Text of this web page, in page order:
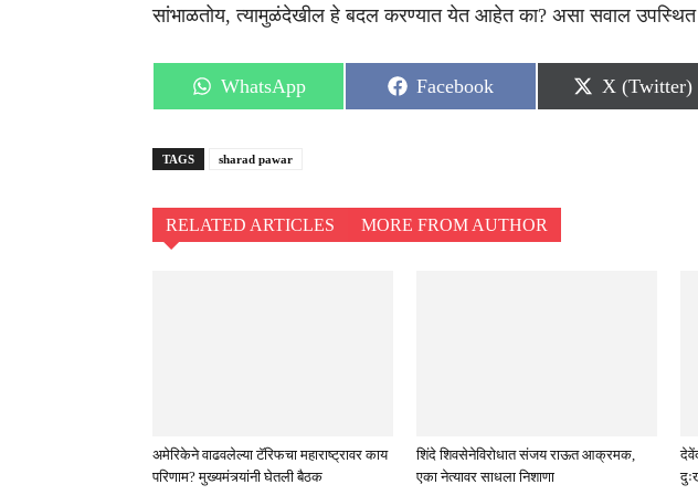
सांभाळतोय, त्यामुळंदेखील हे बदल करण्यात येत आहेत का? असा सवाल उपस्थित
Share
on
WhatsApp
Share
on
Facebook
Share
on
X (Twitter)
TAGS sharad pawar
RELATED ARTICLES MORE FROM AUTHOR
अमेरिकेने वाढवलेल्या टॅरिफचा महाराष्ट्रावर काय
परिणाम? मुख्यमंत्र्यांनी घेतली बैठक
शिंदे शिवसेनेविरोधात संजय राऊत आक्रमक,
एका नेत्यावर साधला निशाणा